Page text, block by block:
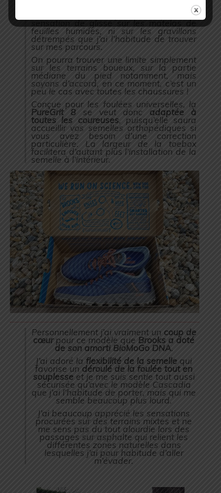
l’adhérence est aussi
: pas de
sensation de glisse sur les matelas de
feuilles humides, ni sur les gravillons
détrempés que j’ai l’habitude de trouver
sur mes parcours.
On pourra trouver une limite simplement
sur les terrains boueux, sur la partie
médiane du pied notamment, mais
soyons d’accord, en ce moment, c’est un
peu le cas avec toutes les chaussures !
Conçue pour les foulées universelles, la
PureGrit 8se veut donc adaptée à
toutes les coureuses, puisqu’elle saura
accueillir vos semelles orthopédiques si
vous avez besoin d’une correction
particulière. La largeur de la toebox
facilitera d’autant plus l’installation de la
semelle à l’intérieur.
Personnellement j’ai vraiment un coup de
cœurpour ce modèle que Brooks a doté
de son amorti BioMoGo DNA.
J’ai adoré la flexibilité de la semelle qui
favorise un déroulé de la foulée tout en
souplesse et je me suis sentie tout aussi
sécurisée qu’avec le modèle Cascadia
que j’ai l’habitude de porter, mais qui me
semble beaucoup plus lourd.
J’ai beaucoup apprécié les sensations
procurées sur des terrains mixtes et ne
me sens pas du tout alourdie lors des
passages sur asphalte qui relient les
différentes zones naturelles dans
lesquelles j’ai pour habitude d’aller
m’évader.